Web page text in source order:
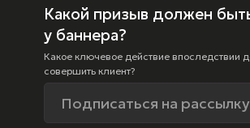
Какой призыв должен
у баннера?
Какое ключевое действие впоследствии
совершить клиент?